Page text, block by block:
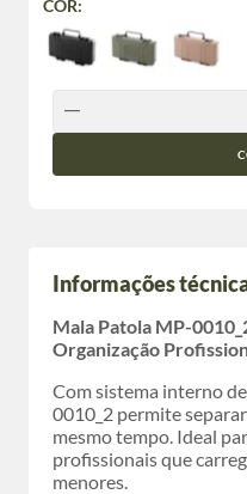
COR:
Informações
Mala Patola MP-
Organização
Com sistema interno
0010_2 permite
mesmo tempo. Ideal
profissionais que
menores.